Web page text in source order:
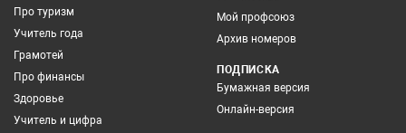
Про туризм
Учитель года
Грамотей
Про финансы
Здоровье
Учитель и цифра
Мой профсоюз
Архив номеров
ПОДПИСКА
Бумажная версия
Онлайн-версия